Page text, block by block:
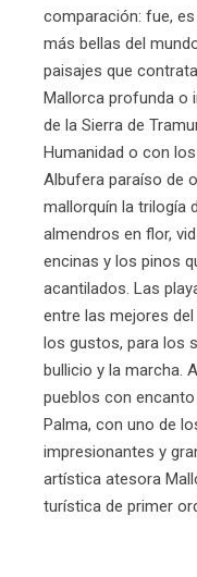
comparación: fue,
más bellas del
paisajes que
Mallorca profunda o
de la Sierra de
Humanidad o con
Albufera paraíso de
mallorquín la trilogía
almendros en flor,
encinas y los pinos
acantilados. Las
entre las mejores
los gustos, para los
bullicio y la marcha.
pueblos con
Palma, con uno de
impresionantes y
artística atesora
turística de primer